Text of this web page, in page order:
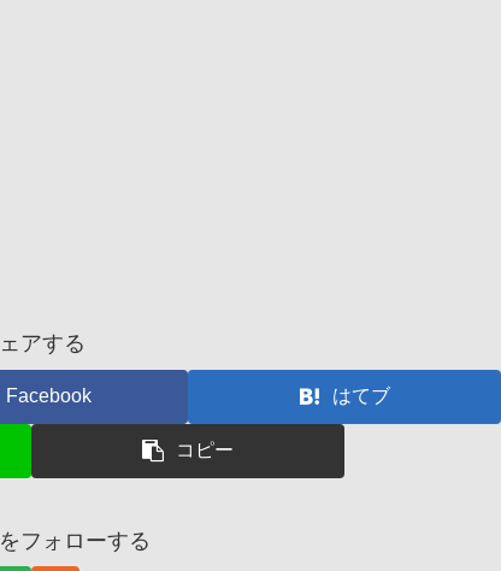
アする
Facebook はてブ
コピー
フォローする